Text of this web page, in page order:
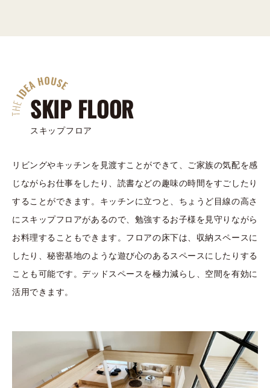
SKIP FLOOR
スキップフロア
リビングやキッチンを見渡すことができて、ご家族の気配を感
じながらお仕事をしたり、読書などの趣味の時間をすごしたり
することができます。キッチンに立つと、ちょうど目線の高さ
にスキップフロアがあるので、勉強するお子様を見守りながら
お料理することもできます。フロアの床下は、収納スペースに
したり、秘密基地のような遊び心のあるスペースにしたりする
ことも可能です。デッドスペースを極力減らし、空間を有効に
活用できます。